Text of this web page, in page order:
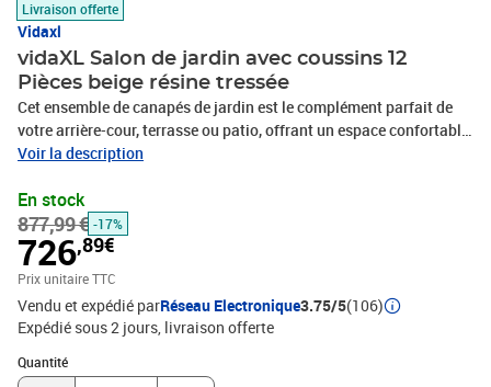
Livraison offerte
Vidaxl
vidaXL Salon de jardin avec coussins 12
Pièces beige résine tressée
Cet ensemble de canapés de jardin est le complément parfait de
votre arrière-cour, terrasse ou patio, offrant un espace confortable
et accueillant pour discuter avec la famille et les amis ou
la résine tressée, également connue sous le nom de poly rotin, est
un matériau synthétique solide et nécessitant peu d'entretien qui
ressemble au rotin naturel. Il est léger, facile à nettoyer et
couramment utilisé pour les meubles d'extérieur en raison de sa
durabilité et de ses propriétés de résistance aux
intempéries.Expérience d'assise confortable : ce mobilier
d'extérieur, doté de coussins épais, offre une expérience d'assise
confortable.Housse amovible et lavable : ces coussins de siège
Voir la description
En stock
877,99 € -17%
726,89€
Prix unitaire TTC
Vendu et expédié parRéseau Electronique3.75/5(106)
Expédié sous 2 jours livraison offerte
Quantité
Quantité : 1